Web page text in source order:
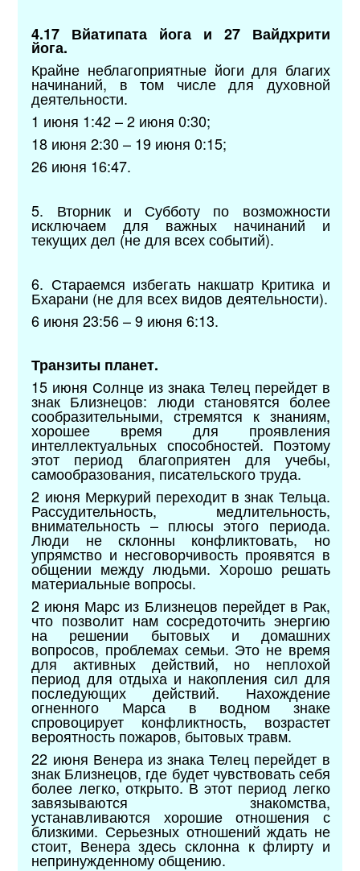
4.17 Вйатипата йога и 27 Вайдхрити
йога.
Крайне неблагоприятные йоги для благих
начинаний, в том числе для духовной
деятельности.
1 июня 1:42 – 2 июня 0:30;
18 июня 2:30 – 19 июня 0:15;
26 июня 16:47.
5. Вторник и Субботу по возможности
исключаем для важных начинаний и
текущих дел (не для всех событий).
6. Стараемся избегать накшатр Критика и
Бхарани (не для всех видов деятельности).
6 июня 23:56 – 9 июня 6:13.
Транзиты планет.
15 июня Солнце из знака Телец перейдет в
знак Близнецов: люди становятся более
сообразительными, стремятся к знаниям,
хорошее время для проявления
интеллектуальных способностей. Поэтому
этот период благоприятен для учебы,
самообразования, писательского труда.
2 июня Меркурий переходит в знак Тельца.
Рассудительность, медлительность,
внимательность – плюсы этого периода.
Люди не склонны конфликтовать, но
упрямство и несговорчивость проявятся в
общении между людьми. Хорошо решать
материальные вопросы.
2 июня Марс из Близнецов перейдет в Рак,
что позволит нам сосредоточить энергию
на решении бытовых и домашних
вопросов, проблемах семьи. Это не время
для активных действий, но неплохой
период для отдыха и накопления сил для
последующих действий. Нахождение
огненного Марса в водном знаке
спровоцирует конфликтность, возрастет
вероятность пожаров, бытовых травм.
22 июня Венера из знака Телец перейдет в
знак Близнецов, где будет чувствовать себя
более легко, открыто. В этот период легко
завязываются знакомства,
устанавливаются хорошие отношения с
близкими. Серьезных отношений ждать не
стоит, Венера здесь склонна к флирту и
непринужденному общению.